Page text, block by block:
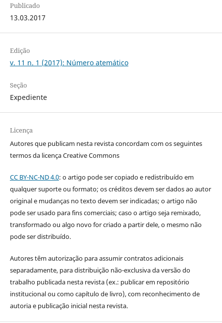
Publicado
13.03.2017
Edição
v. 11 n. 1 (2017): Número atemático
Seção
Expediente
Licença
Autores que publicam nesta revista concordam com os seguintes
termos da licença Creative Commons
CC BY-NC-ND 4.0: o artigo pode ser copiado e redistribuído em
qualquer suporte ou formato; os créditos devem ser dados ao autor
original e mudanças no texto devem ser indicadas; o artigo não
pode ser usado para fins comerciais; caso o artigo seja remixado,
transformado ou algo novo for criado a partir dele, o mesmo não
pode ser distribuído.
Autores têm autorização para assumir contratos adicionais
separadamente, para distribuição não-exclusiva da versão do
trabalho publicada nesta revista (ex.: publicar em repositório
institucional ou como capítulo de livro), com reconhecimento de
autoria e publicação inicial nesta revista.